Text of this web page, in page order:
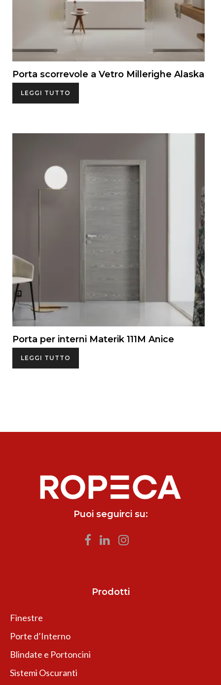
Porta scorrevole a Vetro Millerighe Alaska
LEGGI TUTTO
Porta per interni Materik 111M Anice
LEGGI TUTTO
Puoi seguirci su:
Prodotti
Finestre
Porte d’Interno
Blindate e Portoncini
Sistemi Oscuranti